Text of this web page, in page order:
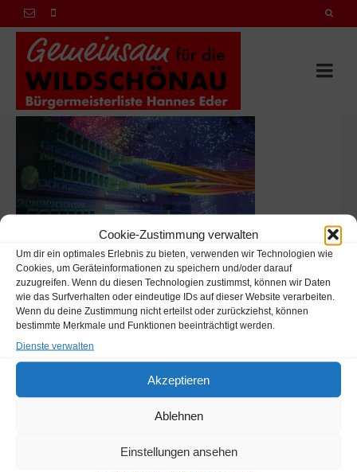
Cookie-Zustimmung verwalten
Um dir ein optimales Erlebnis zu bieten, verwenden wir Technologien wie
Cookies, um Geräteinformationen zu speichern und/oder darauf
zuzugreifen. Wenn du diesen Technologien zustimmst, können wir Daten
wie das Surfverhalten oder eindeutige IDs auf dieser Website verarbeiten.
Wenn du deine Zustimmung nicht erteilst oder zurückziehst, können
bestimmte Merkmale und Funktionen beeinträchtigt werden.
Dienste verwalten
Akzeptieren
Ablehnen
Einstellungen ansehen
hannes.eder@hartlhof.net